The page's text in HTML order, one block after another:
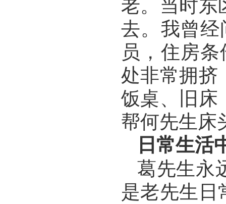
老。当时东
去。我曾经
员，住房
处非常拥挤
饭桌、旧床
帮何先生床
日常生活
葛先生永
是老先生日